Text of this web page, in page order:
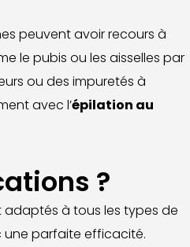
peuvent avoir recours à
le pubis ou les aisselles par
ou des impuretés à
avec l’épilation au
?
adaptés à tous les types de
une parfaite efficacité.